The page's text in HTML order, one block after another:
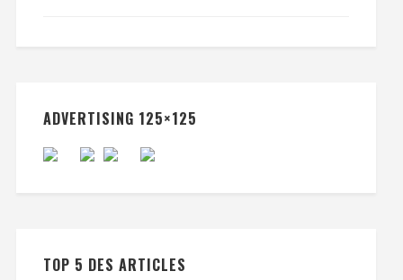
ADVERTISING 125×125
TOP 5 DES ARTICLES